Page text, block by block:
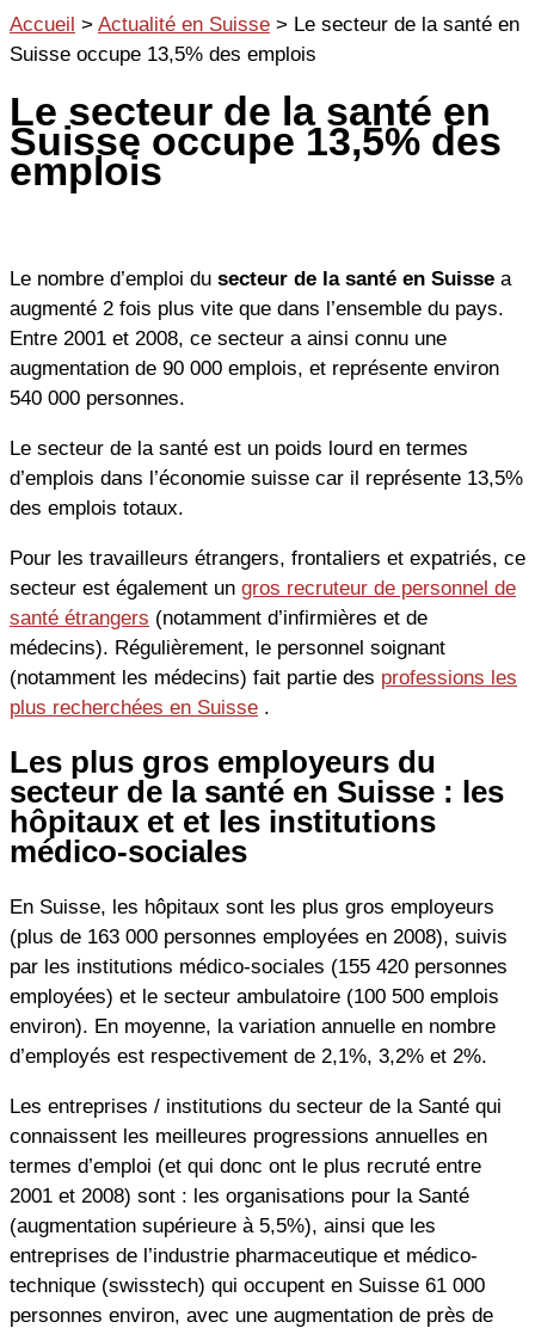
Aller
au
Accueil > Actualité en Suisse > Le secteur de la santé en
Suisse occupe 13,5% des emplois
Le secteur de la santé en
Suisse occupe 13,5% des
emplois
Le nombre d’emploi du secteur de la santé en Suisse a
augmenté 2 fois plus vite que dans l’ensemble du pays.
Entre 2001 et 2008, ce secteur a ainsi connu une
augmentation de 90 000 emplois, et représente environ
540 000 personnes.
Le secteur de la santé est un poids lourd en termes
d’emplois dans l’économie suisse car il représente 13,5%
des emplois totaux.
Pour les travailleurs étrangers, frontaliers et expatriés, ce
secteur est également un gros recruteur de personnel de
santé étrangers (notamment d’infirmières et de
médecins). Régulièrement, le personnel soignant
(notamment les médecins) fait partie des professions les
plus recherchées en Suisse .
Les plus gros employeurs du
secteur de la santé en Suisse : les
hôpitaux et et les institutions
médico-sociales
En Suisse, les hôpitaux sont les plus gros employeurs
(plus de 163 000 personnes employées en 2008), suivis
par les institutions médico-sociales (155 420 personnes
employées) et le secteur ambulatoire (100 500 emplois
environ). En moyenne, la variation annuelle en nombre
d’employés est respectivement de 2,1%, 3,2% et 2%.
Les entreprises / institutions du secteur de la Santé qui
connaissent les meilleures progressions annuelles en
termes d’emploi (et qui donc ont le plus recruté entre
2001 et 2008) sont : les organisations pour la Santé
(augmentation supérieure à 5,5%), ainsi que les
entreprises de l’industrie pharmaceutique et médico-
technique (swisstech) qui occupent en Suisse 61 000
personnes environ, avec une augmentation de près de